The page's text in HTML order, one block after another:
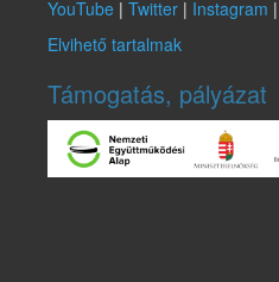
YouTube | Twitter | Instagram |
Elvihető tartalmak
Támogatás, pályázat